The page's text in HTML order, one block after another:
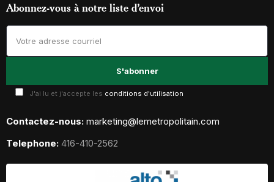
Abonnez-vous à notre liste d’envoi
J'ai lu et j'accepte les conditions d'utilisation
Contactez-nous: marketing@lemetropolitain.com
Telephone: 416-410-2562